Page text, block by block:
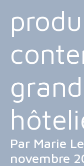
Par Marie
novembre